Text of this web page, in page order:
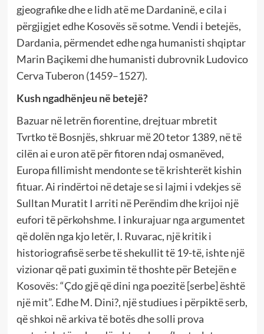
gjeografike dhe e lidh atë me Dardaninë, e cila i
përgjigjet edhe Kosovës së sotme. Vendi i betejës,
Dardania, përmendet edhe nga humanisti shqiptar
Marin Baçikemi dhe humanisti dubrovnik Ludovico
Cerva Tuberon (1459–1527).
Kush ngadhënjeu në betejë?
Bazuar në letrën fiorentine, drejtuar mbretit
Tvrtko të Bosnjës, shkruar më 20 tetor 1389, në të
cilën ai e uron atë për fitoren ndaj osmanëved,
Europa fillimisht mendonte se të krishterët kishin
fituar. Ai rindërtoi në detaje se si lajmi i vdekjes së
Sulltan Muratit I arriti në Perëndim dhe krijoi një
eufori të përkohshme. I inkurajuar nga argumentet
që dolën nga kjo letër, I. Ruvarac, një kritik i
historiografisë serbe të shekullit të 19-të, ishte një
vizionar që pati guximin të thoshte për Betejën e
Kosovës: “Çdo gjë që dini nga poezitë [serbe] është
një mit”. Edhe M. Dini?, një studiues i përpiktë serb,
që shkoi në arkiva të botës dhe solli prova